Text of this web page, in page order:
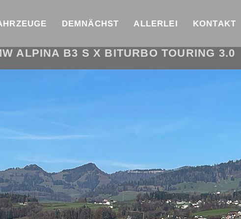
DEMNÄCHST ALLERLEI KONTAKT
ALPINA B3 S X BITURBO TOURING 3.0